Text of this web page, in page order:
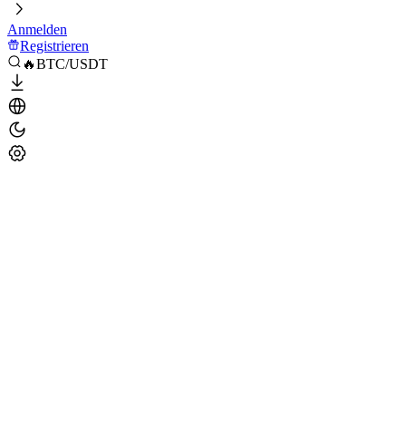
Anmelden
Registrieren
🔥BTC/USDT